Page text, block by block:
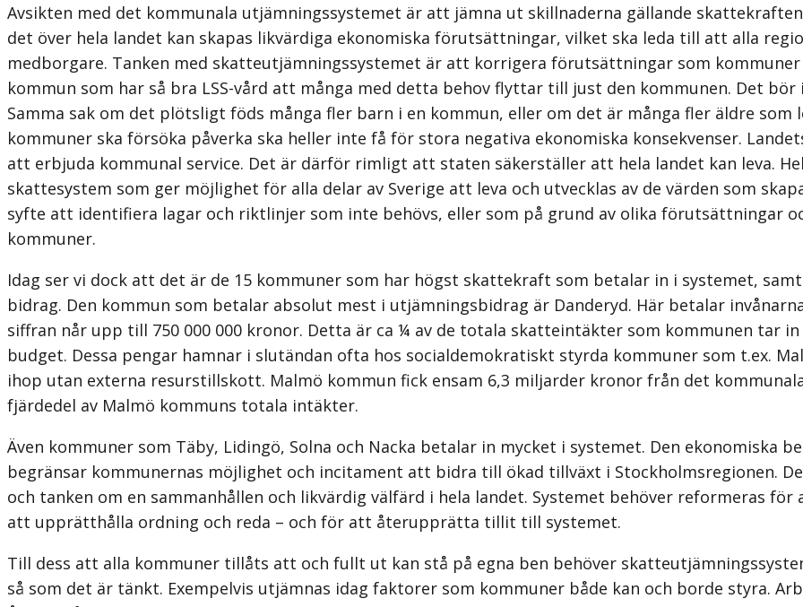
Avsikten med det kommunala utjämningssystemet är att jämna ut skillnaderna gällande
det över hela landet kan skapas likvärdiga ekonomiska förutsättningar, vilket ska leda till att alla
medborgare. Tanken med skatteutjämnings­systemet är att korrigera förutsättningar som
kommun som har så bra LSS-vård att många med detta behov flyttar till just den kommunen. Det
Samma sak om det plötsligt föds många fler barn i en kommun, eller om det är många fler äldre
kommuner ska försöka påverka ska heller inte få för stora negativa ekonomiska konsekvenser.
att erbjuda kommunal service. Det är därför rimligt att staten säkerställer att hela landet kan leva.
skattesystem som ger möjlighet för alla delar av Sverige att leva och utvecklas av de värden som
syfte att identifiera lagar och riktlinjer som inte behövs, eller som på grund av olika förutsättningar
kommuner.
Idag ser vi dock att det är de 15 kommuner som har högst skattekraft som betalar in i systemet,
bidrag. Den kommun som betalar absolut mest i utjämningsbidrag är Danderyd. Här betalar
siffran når upp till 750 000 000 kronor. Detta är ca ¼ av de totala skatteintäkter som kommunen tar
budget. Dessa pengar hamnar i slutändan ofta hos socialdemokratiskt styrda kommuner som t.ex.
ihop utan externa resurstillskott. Malmö kommun fick ensam 6,3 miljarder kronor från det
fjärdedel av Malmö kommuns totala intäkter.
Även kommuner som Täby, Lidingö, Solna och Nacka betalar in mycket i systemet. Den ekonomiska
begränsar kommunernas möjlighet och incitament att bidra till ökad tillväxt i Stockholmsregionen.
och tanken om en sammanhållen och likvärdig välfärd i hela landet. Systemet behöver reformeras
att upprätthålla ordning och reda – och för att återupprätta tillit till systemet.
Till dess att alla kommuner tillåts att och fullt ut kan stå på egna ben behöver
så som det är tänkt. Exempelvis utjämnas idag faktorer som kommuner både kan och borde styra.